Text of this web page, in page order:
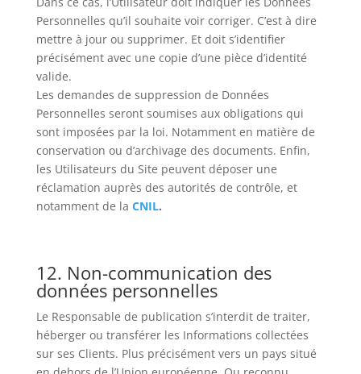
Personnelles qu’il souhaite voir corriger. C’est à dire
mettre à jour ou supprimer. Et doit s’identifier
précisément avec une copie d’une pièce d’identité
valide.
Les demandes de suppression de Données
Personnelles seront soumises aux obligations qui
sont imposées par la loi. Notamment en matière de
conservation ou d’archivage des documents. Enfin,
les Utilisateurs du Site peuvent déposer une
réclamation auprès des autorités de contrôle, et
notamment de la CNIL.
12. Non-communication des
données personnelles
Le Responsable de publication s’interdit de traiter,
héberger ou transférer les Informations collectées
sur ses Clients. Plus précisément vers un pays situé